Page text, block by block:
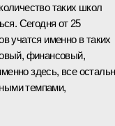
таких школ
Сегодня от 25
учатся именно в таких
финансовый,
здесь, все
темпами,